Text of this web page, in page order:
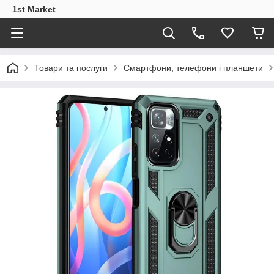
1st Market
Товари та послуги Смартфони, телефони і планшети